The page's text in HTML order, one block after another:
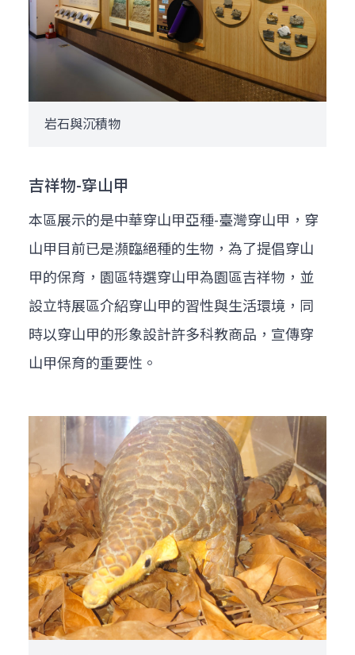
岩石與沉積物
吉祥物-穿山甲
本區展示的是中華穿山甲亞種-臺灣穿山甲，穿
山甲目前已是瀕臨絕種的生物，為了提倡穿山
甲的保育，園區特選穿山甲為園區吉祥物，並
設立特展區介紹穿山甲的習性與生活環境，同
時以穿山甲的形象設計許多科教商品，宣傳穿
山甲保育的重要性。